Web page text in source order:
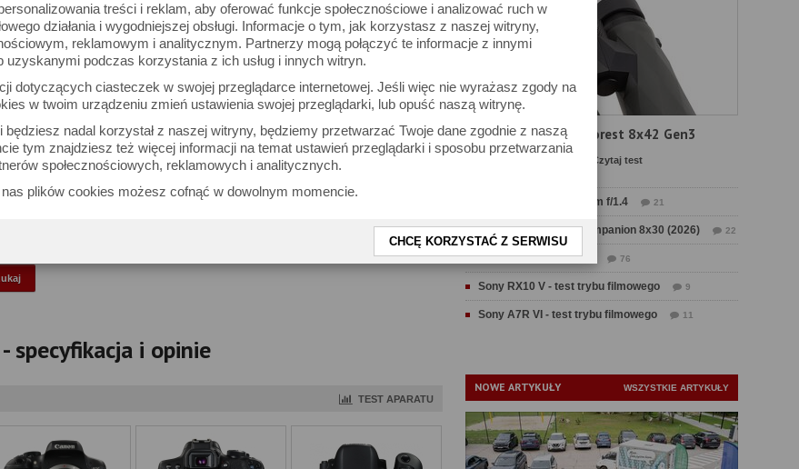
treści i reklam, aby oferować funkcje społecznościowe i analizować ruch w
działania i wygodniejszej obsługi. Informacje o tym, jak korzystasz z naszej witryny,
reklamowym i analitycznym. Partnerzy mogą połączyć te informacje z innymi
podczas korzystania z ich usług i innych witryn.
dotyczących ciasteczek w swojej przeglądarce internetowej. Jeśli więc nie wyrażasz zgody na
w twoim urządzeniu zmień ustawienia swojej przeglądarki, lub opuść naszą witrynę.
nadal korzystał z naszej witryny, będziemy przetwarzać Twoje dane zgodnie z naszą
tym znajdziesz też więcej informacji na temat ustawień przeglądarki i sposobu przetwarzania
społecznościowych, reklamowych i analitycznych.
plików cookies możesz cofnąć w dowolnym momencie.
CHCĘ KORZYSTAĆ Z SERWISU
2455 aparatów i 10741 ocen.
Możesz też zrobić
własne porównanie aparatów
Porównaj aparaty
Cię parametry
specyfikacja i opinie
TEST APARATU
Test Delta Optical Forest 8x42 Gen3
Czytaj test
Test Sirui Aurora 35 mm f/1.4 21
Test Swarovski CL Companion 8x30 (2026) 22
Test Fujifilm GFX 100 II 76
Sony RX10 V - test trybu filmowego 9
Sony A7R VI - test trybu filmowego 11
NOWE ARTYKUŁY WSZYSTKIE ARTYKUŁY